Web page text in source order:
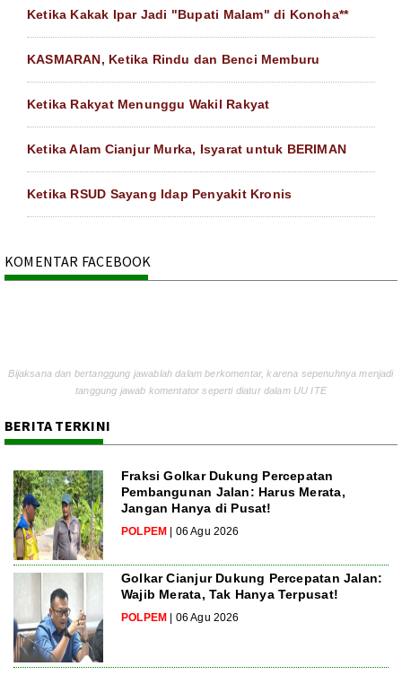
Ketika Kakak Ipar Jadi "Bupati Malam" di Konoha**
KASMARAN, Ketika Rindu dan Benci Memburu
Ketika Rakyat Menunggu Wakil Rakyat
Ketika Alam Cianjur Murka, Isyarat untuk BERIMAN
Ketika RSUD Sayang Idap Penyakit Kronis
KOMENTAR FACEBOOK
Bijaksana dan bertanggung jawablah dalam berkomentar, karena sepenuhnya menjadi
tanggung jawab komentator seperti diatur dalam UU ITE
BERITA TERKINI
Fraksi Golkar Dukung Percepatan
Pembangunan Jalan: Harus Merata,
Jangan Hanya di Pusat!
POLPEM | 06 Agu 2026
Golkar Cianjur Dukung Percepatan Jalan:
Wajib Merata, Tak Hanya Terpusat!
POLPEM | 06 Agu 2026